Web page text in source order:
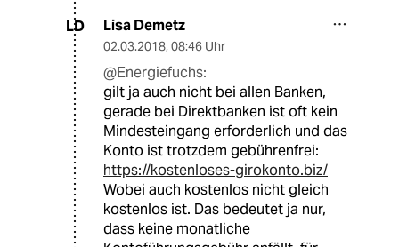
LD Lisa Demetz
02.03.2018, 08:46 Uhr
@Energiefuchs:
gilt ja auch nicht bei allen Banken,
gerade bei Direktbanken ist oft kein
Mindesteingang erforderlich und das
Konto ist trotzdem gebührenfrei:
https://kostenloses-girokonto.biz/
Wobei auch kostenlos nicht gleich
kostenlos ist. Das bedeutet ja nur,
dass keine monatliche